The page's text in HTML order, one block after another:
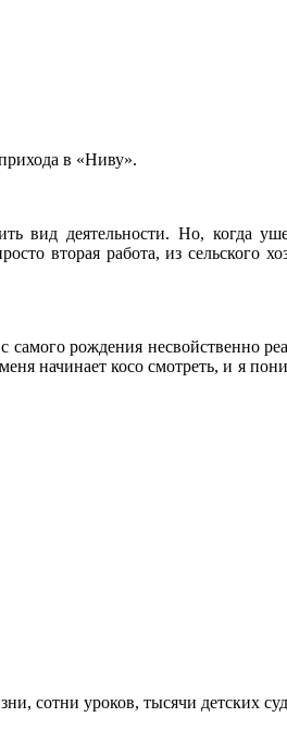
в «Ниву».
вид деятельности. Но, когда
вторая работа, из сельского
рождения несвойственно
начинает косо смотреть, и я
сотни уроков, тысячи детских